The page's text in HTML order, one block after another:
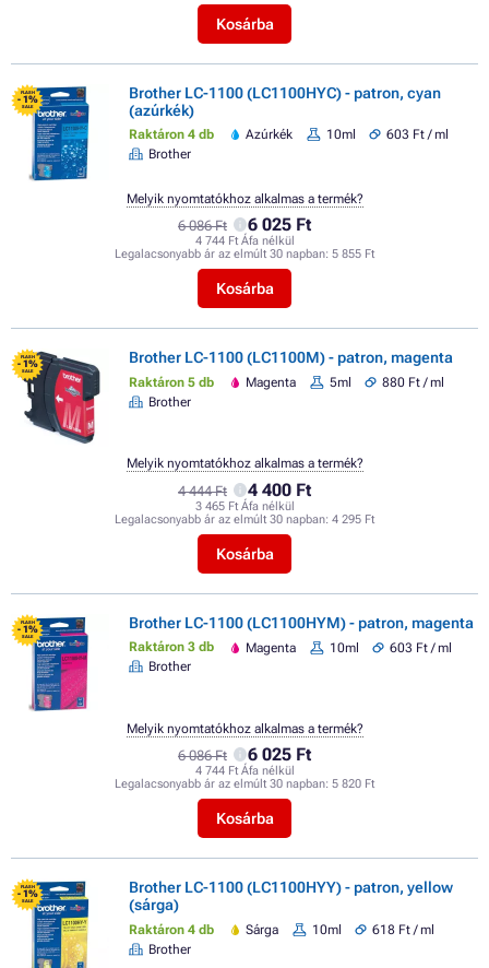
Kosárba
FLASH
- 1%
SALE
Brother LC-1100 (LC1100HYC) - patron, cyan
(azúrkék)
Raktáron 4 db Azúrkék 10ml
603 Ft / ml
Brother
6 086 Ft 6 025 Ft
4 744 Ft Áfa nélkül
Legalacsonyabb ár az elmúlt 30 napban: 5 855 Ft
Kosárba
Melyik nyomtatókhoz alkalmas a termék?
FLASH
- 1%
SALE
Brother LC-1100 (LC1100M) - patron, magenta
Raktáron 5 db Magenta 5ml
880 Ft / ml
Brother
4 444 Ft 4 400 Ft
3 465 Ft Áfa nélkül
Legalacsonyabb ár az elmúlt 30 napban: 4 295 Ft
Kosárba
Melyik nyomtatókhoz alkalmas a termék?
FLASH
- 1%
SALE
Brother LC-1100 (LC1100HYM) - patron, magenta
Raktáron 3 db Magenta 10ml
603 Ft / ml
Brother
6 086 Ft 6 025 Ft
4 744 Ft Áfa nélkül
Legalacsonyabb ár az elmúlt 30 napban: 5 820 Ft
Kosárba
Melyik nyomtatókhoz alkalmas a termék?
FLASH
- 1%
SALE
Brother LC-1100 (LC1100HYY) - patron, yellow
(sárga)
Raktáron 4 db Sárga 10ml
618 Ft / ml
Brother